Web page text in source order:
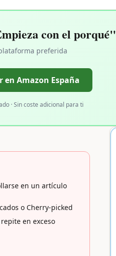
con el porqué"
preferida
en Amazon España
· Sin coste adicional para ti
en un artículo
o Cherry-picked
en exceso